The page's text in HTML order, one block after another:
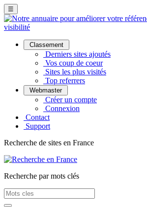
☰
Classement
Derniers sites ajoutés
Vos coup de coeur
Sites les plus visités
Top referrers
Webmaster
Créer un compte
Connexion
Contact
Support
Recherche de sites en France
Recherche par mots clés